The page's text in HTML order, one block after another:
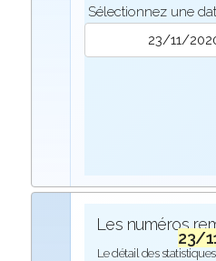
Sélectionnez une
Les numéros
23/
Le détail des